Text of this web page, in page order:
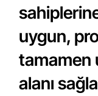
uygun,
tamamen
alanı